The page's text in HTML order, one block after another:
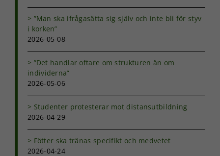
”Man ska ifrågasätta sig själv och inte bli för styv
i korken”
2026-05-08
”Det handlar oftare om strukturen än om
individerna”
2026-05-06
Studenter protesterar mot distansutbildning
2026-04-29
Fötter ska tränas specifikt och medvetet
2026-04-24
taget ska
Statistik
hemsidans
funktionalitet
uppbyggnad,
baserat på